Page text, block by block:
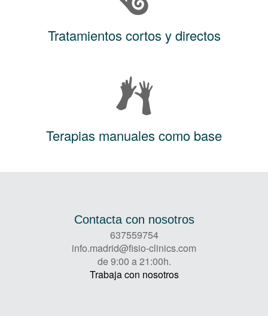
Tratamientos cortos y directos
Terapias manuales como base
Contacta con nosotros
637559754
info.madrid@fisio-clinics.com
de 9:00 a 21:00h.
Trabaja con nosotros